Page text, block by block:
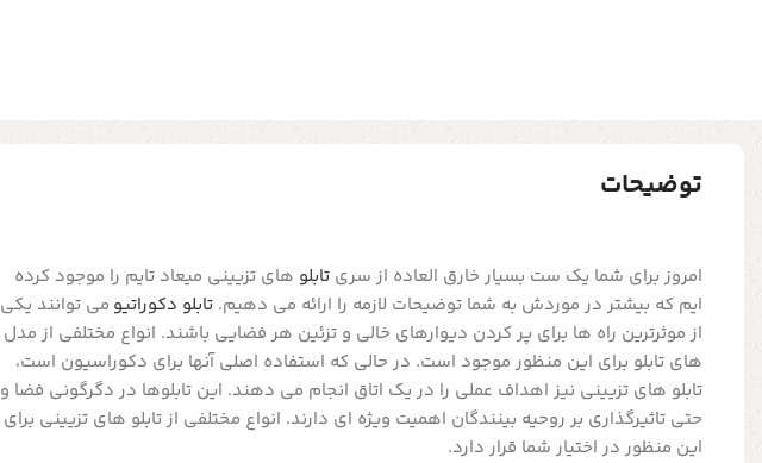
توضیحات
امروز برای شما یک ست بسیار خارق العاده از سری تابلو های تزیینی میعاد تایم را موجود کرده
ایم که بیشتر در موردش به شما توضیحات لازمه را ارائه می دهیم. تابلو دکوراتیو می توانند یکی
از موثرترین راه ها برای پر کردن دیوارهای خالی و تزئین هر فضایی باشند. انواع مختلفی از مدل
های تابلو برای این منظور موجود است. در حالی که استفاده اصلی آنها برای دکوراسیون است،
تابلو های تزیینی نیز اهداف عملی را در یک اتاق انجام می دهند. این تابلوها در دگرگونی فضا و
حتی تاثیرگذاری بر روحیه بینندگان اهمیت ویژه ای دارند. انواع مختلفی از تابلو های تزیینی برای
این منظور در اختیار شما قرار دارد.